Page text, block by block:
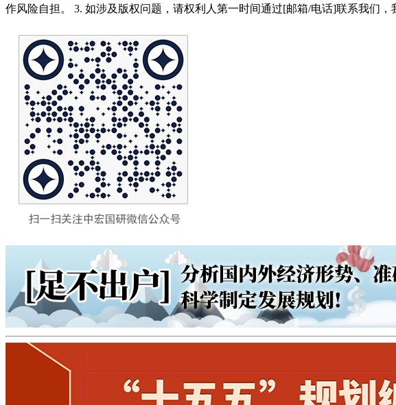
作风险自担。 3. 如涉及版权问题，请权利人第一时间通过[邮箱/电话]联系我们